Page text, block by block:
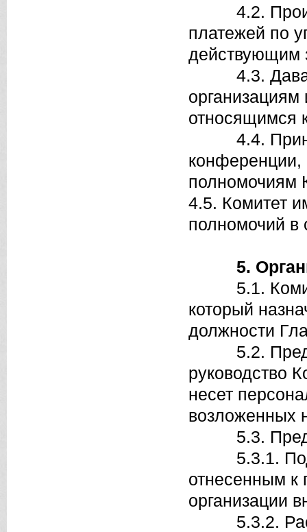
4.2.
платежей по
действующим
4.3. Давать
относящимся
4.4.
конференции,
полномочиям
4.5. Комитет
полномочий в
5.
5.1.
который
должности
5.2.
руководство
несет
возложенных
5.3.
5.3.1.
отнесенным к
организации
5.3.2.